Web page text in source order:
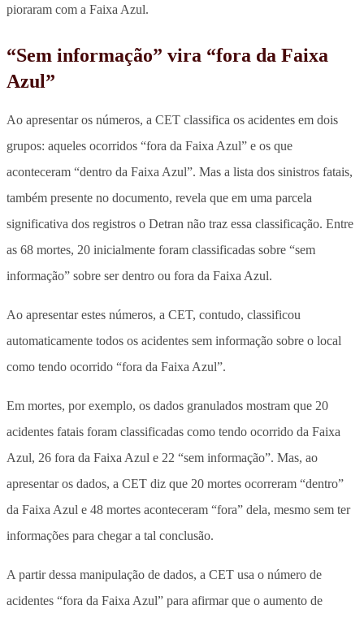
pioraram com a Faixa Azul.
“Sem informação” vira “fora da Faixa
Azul”
Ao apresentar os números, a CET classifica os acidentes em dois
grupos: aqueles ocorridos “fora da Faixa Azul” e os que
aconteceram “dentro da Faixa Azul”. Mas a lista dos sinistros fatais,
também presente no documento, revela que em uma parcela
significativa dos registros o Detran não traz essa classificação. Entre
as 68 mortes, 20 inicialmente foram classificadas sobre “sem
informação” sobre ser dentro ou fora da Faixa Azul.
Ao apresentar estes números, a CET, contudo, classificou
automaticamente todos os acidentes sem informação sobre o local
como tendo ocorrido “fora da Faixa Azul”.
Em mortes, por exemplo, os dados granulados mostram que 20
acidentes fatais foram classificadas como tendo ocorrido da Faixa
Azul, 26 fora da Faixa Azul e 22 “sem informação”. Mas, ao
apresentar os dados, a CET diz que 20 mortes ocorreram “dentro”
da Faixa Azul e 48 mortes aconteceram “fora” dela, mesmo sem ter
informações para chegar a tal conclusão.
A partir dessa manipulação de dados, a CET usa o número de
acidentes “fora da Faixa Azul” para afirmar que o aumento de